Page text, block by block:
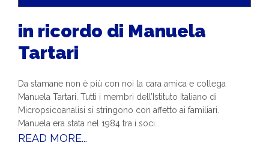
in ricordo di Manuela
Tartari
Da stamane non è più con noi la cara amica e collega
Manuela Tartari. Tutti i membri dell’Istituto Italiano di
Micropsicoanalisi si stringono con affetto ai familiari.
Manuela era stata nel 1984 tra i soci…
READ MORE...